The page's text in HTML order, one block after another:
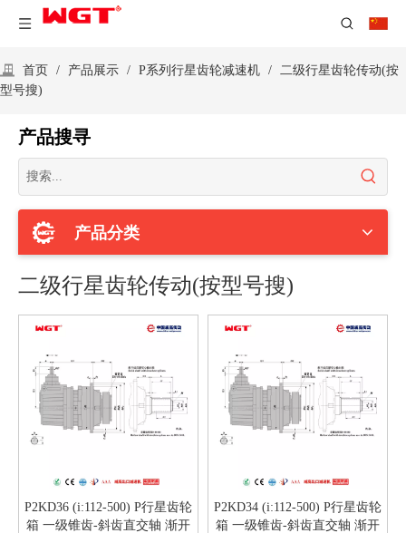
首页 / 产品展示 / P系列行星齿轮减速机 / 二级行星齿轮传动(按
型号搜)
产品搜寻
产品分类
二级行星齿轮传动(按型号搜)
P2KD36 (i:112-500) P行星齿轮
箱 一级锥齿-斜齿直交轴 渐开
P2KD34 (i:112-500) P行星齿轮
箱 一级锥齿-斜齿直交轴 渐开